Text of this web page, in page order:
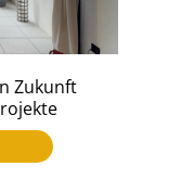
Zukunft